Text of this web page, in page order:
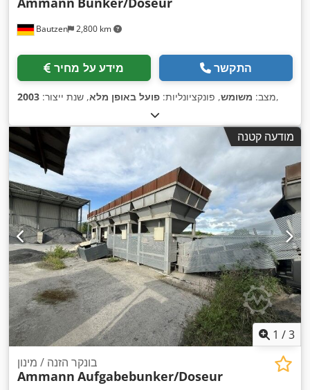
Bautzen 2,800 km
מידע על מחיר התקשר
מצב: משומש, פונקציונליות: פועל באופן מלא, שנת ייצור: 2003 ,
מודעה קטנה
1 /3
בונקר הזנה / מינון
Ammann Aufgabebunker/Doseur